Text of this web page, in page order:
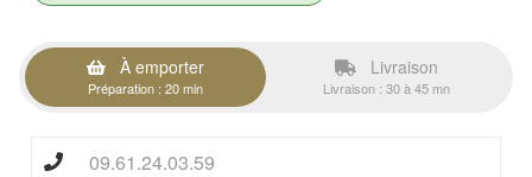
À emporter
Préparation : 20 min
Livraison
Livraison : 30 à 45 mn
09.61.24.03.59